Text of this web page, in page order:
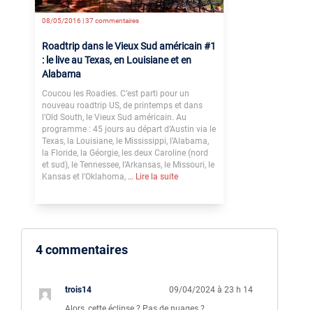
08/05/2016 |37 commentaires
Roadtrip dans le Vieux Sud américain #1
: le live au Texas, en Louisiane et en
Alabama
Coucou les Roadies. C’est parti pour un
nouveau roadtrip US, de printemps et dans
l’Old South, le Vieux Sud américain. Au
programme : 45 jours au départ d’Austin via le
Texas, la Louisiane, le Mississippi, l’Alabama,
la Floride, la Géorgie, les deux Caroline (nord
et sud), le Tennessee, l’Arkansas, le Missouri, le
Kansas et l’Oklahoma, … Lire la suite
4 commentaires
trois14
09/04/2024 à 23 h 14